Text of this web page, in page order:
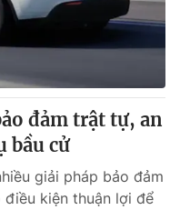
đảm trật tự, an
bầu cử
giải pháp bảo đảm
kiện thuận lợi để